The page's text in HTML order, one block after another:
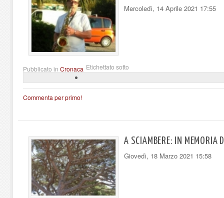
Mercoledì, 14 Aprile 2021 17:55
Pubblicato in Cronaca Etichettato sotto
Commenta per primo!
A SCIAMBERE: IN
Giovedì, 18 Marzo 2021 15:58